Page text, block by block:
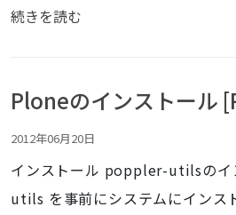
続きを読む
Ploneのインストール
2012年06月20日
インストール poppler-utilsの
utils を事前にシステムにインス